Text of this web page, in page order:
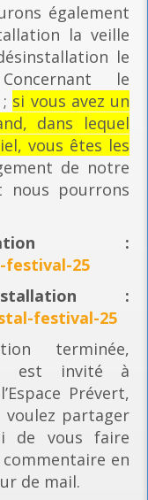
également
la veille
le
le
si vous avez un
dans lequel
vous êtes les
de notre
nous pourrons
:
25
:
festival-25
terminée,
est invité à
Prévert,
voulez partager
de vous faire
en
de mail.